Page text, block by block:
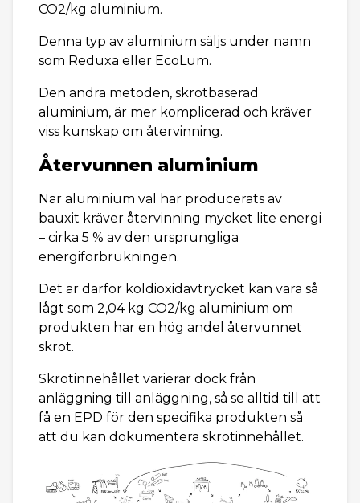
CO2/kg aluminium.
Denna typ av aluminium säljs under namn
som Reduxa eller EcoLum.
Den andra metoden, skrotbaserad
aluminium, är mer komplicerad och kräver
viss kunskap om återvinning.
Återvunnen aluminium
När aluminium väl har producerats av
bauxit kräver återvinning mycket lite energi
– cirka 5 % av den ursprungliga
energiförbrukningen.
Det är därför koldioxidavtrycket kan vara så
lågt som 2,04 kg CO2/kg aluminium om
produkten har en hög andel återvunnet
skrot.
Skrotinnehållet varierar dock från
anläggning till anläggning, så se alltid till att
få en EPD för den specifika produkten så
att du kan dokumentera skrotinnehållet.